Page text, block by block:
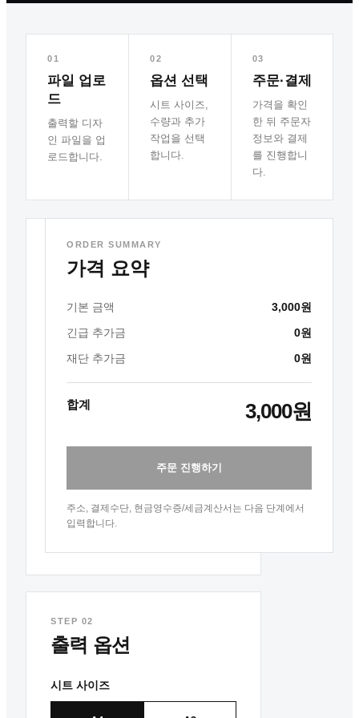
01
파일 업로
드
출력할 디자
인 파일을 업
로드합니다.
02
옵션 선택
시트 사이즈,
수량과 추가
작업을 선택
합니다.
03
주문·결제
가격을 확인
한 뒤 주문자
정보와 결제
를 진행합니
다.
STEP 01
디자인 파일
업로드
출력할 파일을 선택해
을 업로드합니다.
STEP 02
출력 옵션
시트 사이즈
ORDER SUMMARY
가격 요약
기본 금액
3,000원
긴급 추가금
0원
재단 추가금
0원
합계 3,000원
주문 진행하기
주소, 결제수단, 현금영수증/세금계산서는 다음 단계에서
입력합니다.